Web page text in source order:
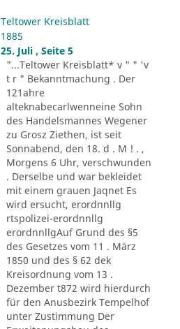
Teltower Kreisblatt
1885
25. Juli , Seite 5
"...Teltower Kreisblatt* v " " 'v
t r " Bekanntmachung . Der
121ahre
alteknabecarlwenneine Sohn
des Handelsmannes Wegener
zu Grosz Ziethen, ist seit
Sonnabend, den 18. d . M ! . ,
Morgens 6 Uhr, verschwunden
. Derselbe und war bekleidet
mit einem grauen Jaqnet Es
wird ersucht, erordnnllg
rtspolizei-erordnnllg
erordnnllgAuf Grund des §5
des Gesetzes vom 11 . März
1850 und des § 62 dek
Kreisordnung vom 13 .
Dezember t872 wird hierdurch
für den Anusbezirk Tempelhof
unter Zustimmung Der